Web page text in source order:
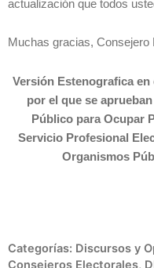
actualización que todos
Muchas gracias, Consejero
Versión Estenografica
por el que se
Público para Ocupar
Servicio Profesional
Organismos
Categorías: Discursos y
Consejeros Electorales,